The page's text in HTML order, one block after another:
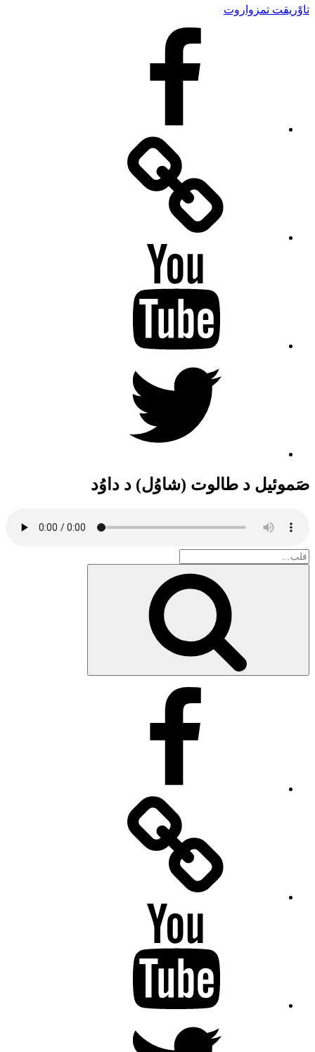
تاوْريقت تمزواروت
صَموئيل د طالوت (شاوُل) د داوُد
Search
for: